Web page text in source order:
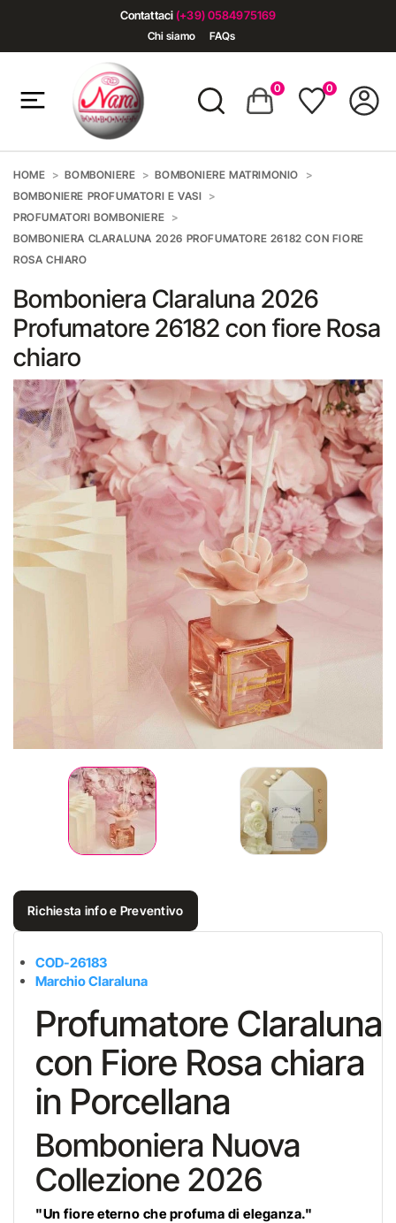
Contattaci (+39) 0584975169
Chi siamo FAQs
0 0
HOME BOMBONIERE
BOMBONIERE MATRIMONIO
BOMBONIERE PROFUMATORI E VASI
PROFUMATORI BOMBONIERE
BOMBONIERA CLARALUNA 2026 PROFUMATORE 26182 CON FIORE
ROSA CHIARO
Bomboniera Claraluna 2026
Profumatore 26182 con fiore Rosa
chiaro
Richiesta info e Preventivo
COD-26183
Marchio Claraluna
Profumatore Claraluna
con Fiore Rosa chiara
in Porcellana
Bomboniera Nuova
Collezione 2026
"Un fiore eterno che profuma di eleganza."